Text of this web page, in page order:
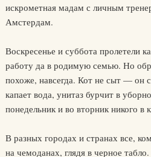
искрометная мадам с личным
Амстердам.
Воскресенье и суббота пролетели
работу да в родимую семью. Но
похоже, навсегда. Кот не сыт — он
капает вода, унитаз бурчит в
понедельник и во вторник никого в
В разных городах и странах все,
на чемоданах, глядя в черное